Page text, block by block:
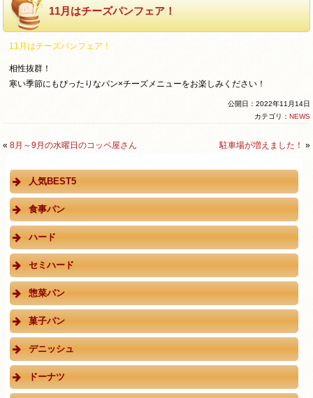
11月はチーズパンフェア！
11月はチーズパンフェア！
相性抜群！
寒い季節にもぴったりなパン×チーズメニューをお楽しみください！
公開日：2022年11月14日
カテゴリ： NEWS
«8月～9月の水曜日のコッペ屋さん 駐車場が増えました！ »
人気BEST5
食事パン
ハード
セミハード
惣菜パン
菓子パン
デニッシュ
ドーナツ